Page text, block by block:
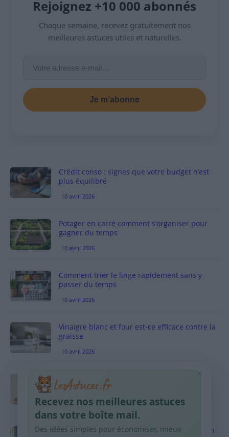
Rejoignez +10 000 abonnés
Chaque semaine, recevez gratuitement nos
meilleures astuces utiles et naturelles.
Je m’abonne
Crédit conso : signes que votre budget n’est
plus équilibré
10 avril 2026
Potager en carré comment s’organiser pour
gagner du temps
10 avril 2026
Comment trier le linge rapidement sans y
passer du temps
10 avril 2026
Vinaigre blanc et four est-ce efficace contre la
graisse
10 avril 2026
Taches pigmentaires : routine simple +
habitudes qui aident
9 avril 2026
Produits ménagers : comment économiser en
×
Recevez nos meilleures astuces
dans votre boîte mail.
Des idées simples pour économiser, mieux